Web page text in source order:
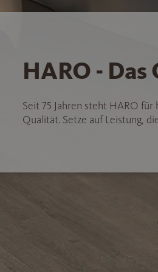
HARO -
Seit 75 Jahren steht HARO
Qualität. Setze auf Leistung,